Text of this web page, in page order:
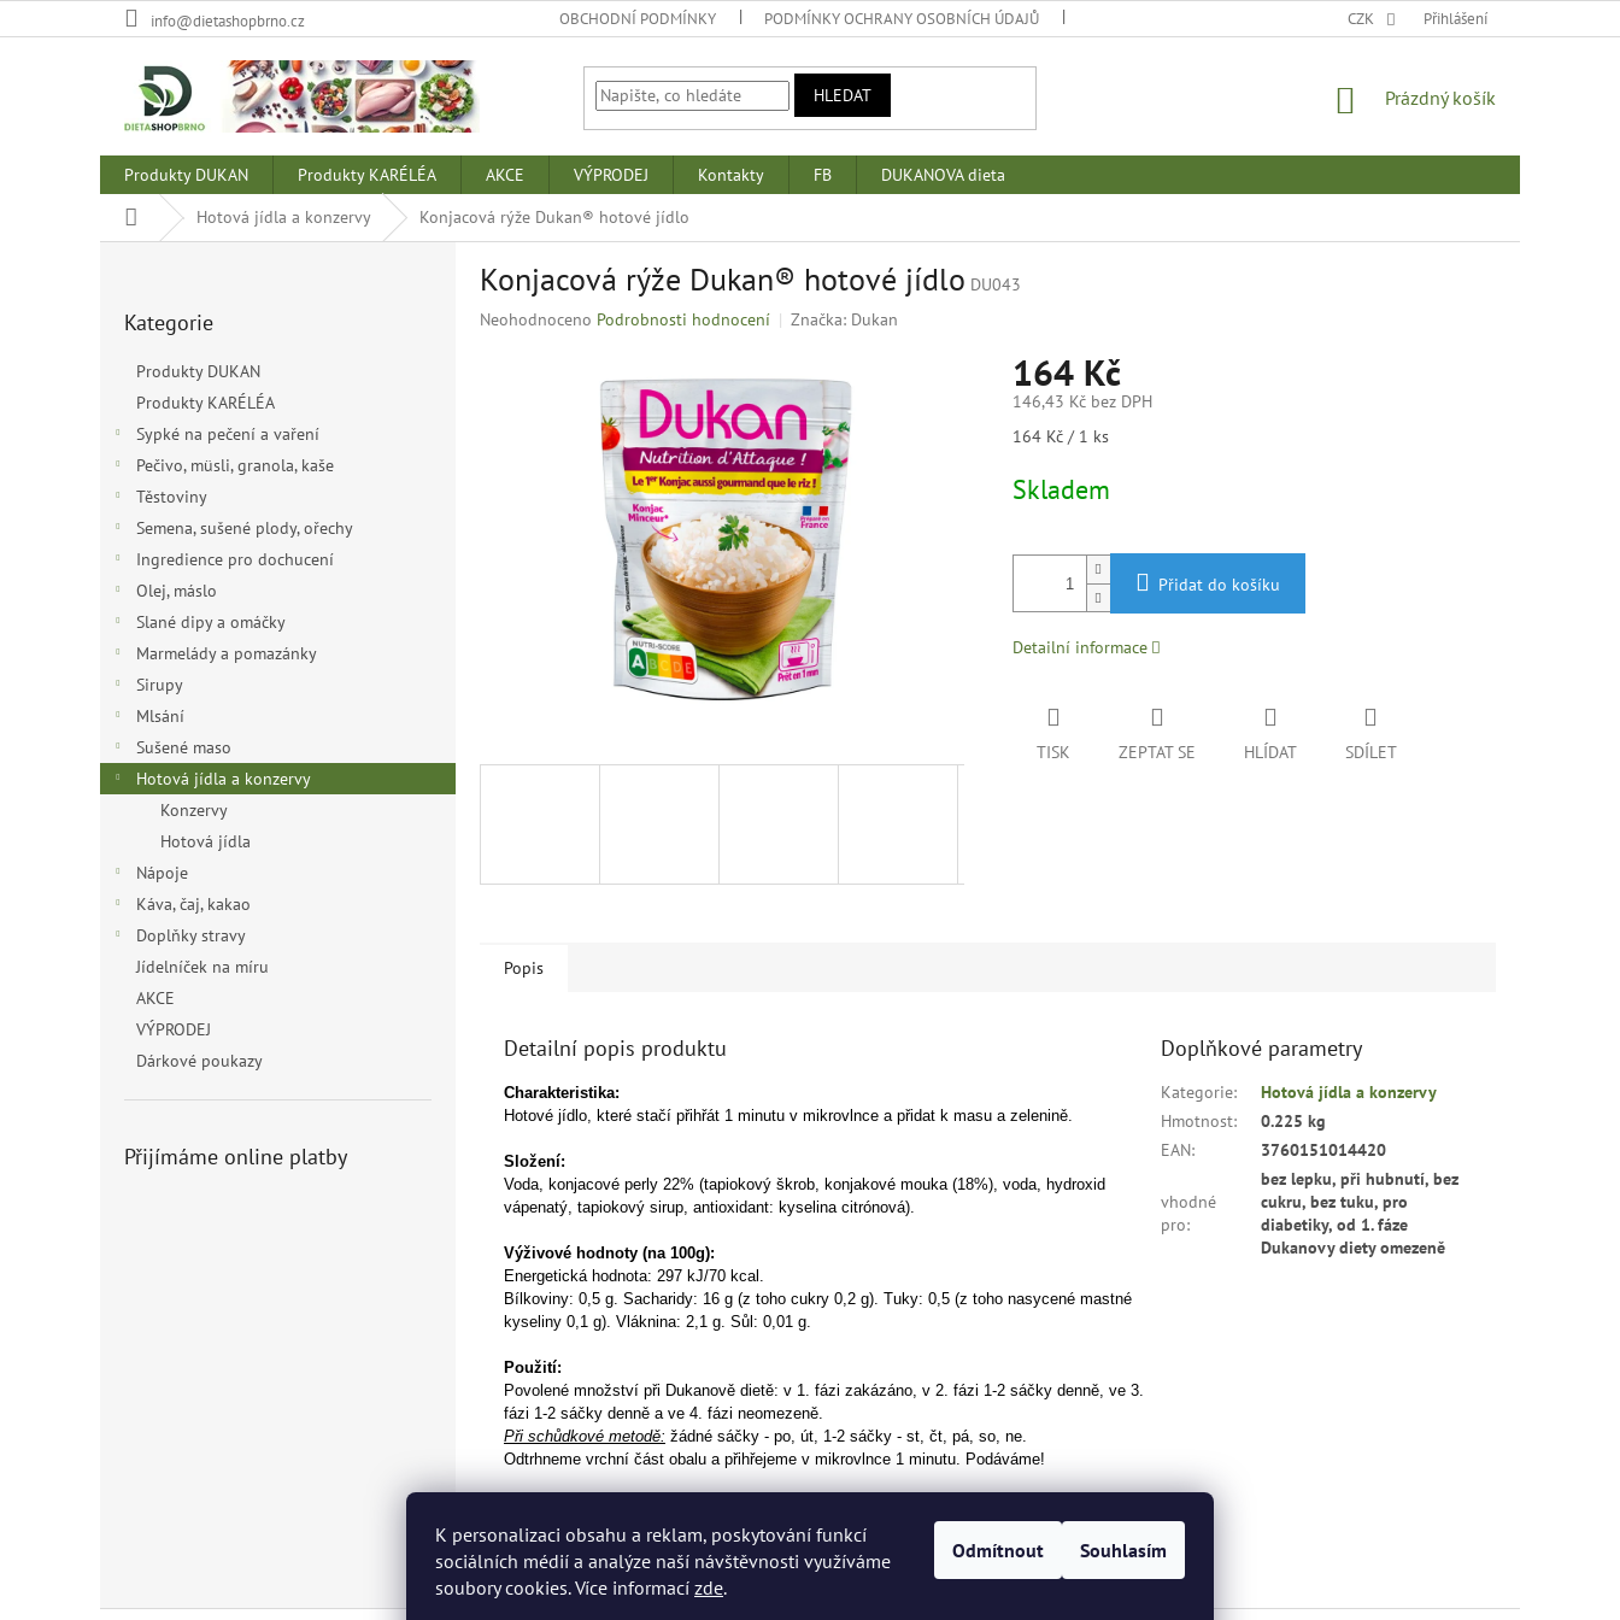
K personalizaci obsahu a reklam, poskytování funkcí
sociálních médií a analýze naší návštěvnosti využíváme
soubory cookies. Více informací zde.
Odmítnout Souhlasím
na
info@dietashopbrno.cz OBCHODNÍ PODMÍNKY PODMÍNKY OCHRANY OSOBNÍCH ÚDAJŮ CZK Přihlášení
HLEDAT
NÁKUPNÍ
Prázdný košík
Produkty DUKAN Produkty KARÉLÉA AKCE VÝPRODEJ Kontakty FB
DUKANOVA dieta
Domů
Hotová jídla a konzervy Konjacová rýže Dukan® hotové jídlo
kategorie
Kategorie
Produkty DUKAN
Produkty KARÉLÉA
Sypké na pečení a vaření
Pečivo, müsli, granola, kaše
Těstoviny
Semena, sušené plody, ořechy
Ingredience pro dochucení
Olej, máslo
Slané dipy a omáčky
Marmelády a pomazánky
Sirupy
Mlsání
Sušené maso
Hotová jídla a konzervy
Konzervy
Hotová jídla
Nápoje
Káva, čaj, kakao
Doplňky stravy
Jídelníček na míru
AKCE
VÝPRODEJ
Dárkové poukazy
Přijímáme online platby
Konjacová rýže Dukan® hotové jídlo DU043
Průměrné
Neohodnoceno Podrobnosti hodnocení Značka: Dukan
164 Kč
146,43 Kč bez DPH
Měrná
164 Kč / 1 ks
Skladem
Přidat do košíku
Detailní informace
TISK ZEPTAT SE HLÍDAT SDÍLET
Popis
Detailní popis produktu
Charakteristika:
Hotové jídlo, které stačí přihřát 1 minutu v mikrovlnce a přidat k masu a zelenině.
Složení:
Voda, konjacové perly 22% (tapiokový škrob, konjakové mouka (18%), voda, hydroxid
vápenatý, tapiokový sirup, antioxidant: kyselina citrónová).
Výživové hodnoty (na 100g):
Energetická hodnota: 297 kJ/70 kcal.
Bílkoviny: 0,5 g. Sacharidy: 16 g (z toho cukry 0,2 g). Tuky: 0,5 (z toho nasycené mastné
kyseliny 0,1 g). Vláknina: 2,1 g. Sůl: 0,01 g.
Použití:
Povolené množství při Dukanově dietě: v 1. fázi zakázáno, v 2. fázi 1-2 sáčky denně, ve 3.
fázi 1-2 sáčky denně a ve 4. fázi neomezeně.
Při schůdkové metodě: žádné sáčky - po, út, 1-2 sáčky - st, čt, pá, so, ne.
Odtrhneme vrchní část obalu a přihřejeme v mikrovlnce 1 minutu. Podáváme!
Skladujte v původním obalu při pokojové teplotě, po otevření v lednici.
Doplňkové parametry
Kategorie:
Hotová jídla a konzervy
Hmotnost:
0.225 kg
EAN: 3760151014420
vhodné
pro:
bez lepku, při hubnutí, bez
cukru, bez tuku, pro
diabetiky, od 1. fáze
Dukanovy diety omezeně